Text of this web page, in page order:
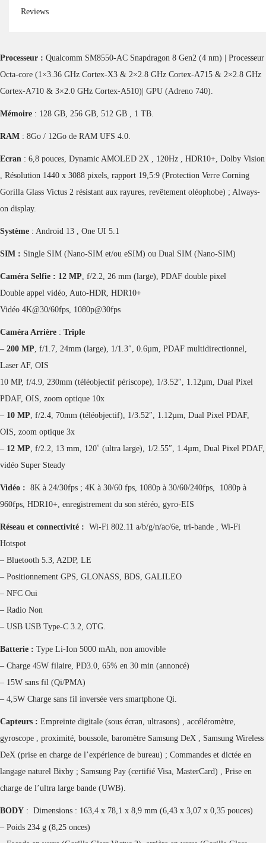
Reviews
Processeur : Qualcomm SM8550-AC Snapdragon 8 Gen2 (4 nm) | Processeur
Octa-core (1×3.36 GHz Cortex-X3 & 2×2.8 GHz Cortex-A715 & 2×2.8 GHz
Cortex-A710 & 3×2.0 GHz Cortex-A510)| GPU (Adreno 740).
Mémoire : 128 GB, 256 GB, 512 GB , 1 TB.
RAM : 8Go / 12Go de RAM UFS 4.0.
Ecran : 6,8 pouces, Dynamic AMOLED 2X , 120Hz , HDR10+, Dolby Vision
, Résolution 1440 x 3088 pixels, rapport 19,5:9 (Protection Verre Corning
Gorilla Glass Victus 2 résistant aux rayures, revêtement oléophobe) ; Always-
on display.
Système : Android 13 , One UI 5.1
SIM : Single SIM (Nano-SIM et/ou eSIM) ou Dual SIM (Nano-SIM)
Caméra Selfie : 12 MP, f/2.2, 26 mm (large), PDAF double pixel
Double appel vidéo, Auto-HDR, HDR10+
Vidéo 4K@30/60fps, 1080p@30fps
Caméra Arrière : Triple
– 200 MP, f/1.7, 24mm (large), 1/1.3″, 0.6µm, PDAF multidirectionnel,
Laser AF, OIS
10 MP, f/4.9, 230mm (téléobjectif périscope), 1/3.52″, 1.12µm, Dual Pixel
PDAF, OIS, zoom optique 10x
– 10 MP, f/2.4, 70mm (téléobjectif), 1/3.52″, 1.12µm, Dual Pixel PDAF,
OIS, zoom optique 3x
– 12 MP, f/2.2, 13 mm, 120˚ (ultra large), 1/2.55″, 1.4µm, Dual Pixel PDAF,
vidéo Super Steady
Vidéo : 8K à 24/30fps ; 4K à 30/60 fps, 1080p à 30/60/240fps, 1080p à
960fps, HDR10+, enregistrement du son stéréo, gyro-EIS
Réseau et connectivité : Wi-Fi 802.11 a/b/g/n/ac/6e, tri-bande , Wi-Fi
Hotspot
– Bluetooth 5.3, A2DP, LE
– Positionnement GPS, GLONASS, BDS, GALILEO
– NFC Oui
– Radio Non
– USB USB Type-C 3.2, OTG.
Batterie : Type Li-Ion 5000 mAh, non amovible
– Charge 45W filaire, PD3.0, 65% en 30 min (annoncé)
– 15W sans fil (Qi/PMA)
– 4,5W Charge sans fil inversée vers smartphone Qi.
Capteurs : Empreinte digitale (sous écran, ultrasons) , accéléromètre,
gyroscope , proximité, boussole, baromètre Samsung DeX , Samsung Wireless
DeX (prise en charge de l’expérience de bureau) ; Commandes et dictée en
langage naturel Bixby ; Samsung Pay (certifié Visa, MasterCard) , Prise en
charge de l’ultra large bande (UWB).
BODY : Dimensions : 163,4 x 78,1 x 8,9 mm (6,43 x 3,07 x 0,35 pouces)
– Poids 234 g (8,25 onces)